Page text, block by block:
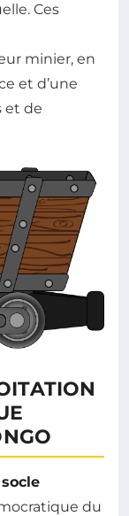
Ces
minier, en
et d’une
et de
socle
du